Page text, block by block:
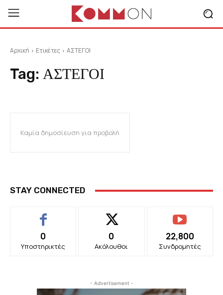
Αρχική Ετικέτες ΑΣΤΕΓΟΙ
Tag: ΑΣΤΕΓΟΙ
Καμία δημοσίευση για προβολή
STAY CONNECTED
0
Υποστηρικτές
0
Ακόλουθοι
22,800
Συνδρομητές
- Advertisement -